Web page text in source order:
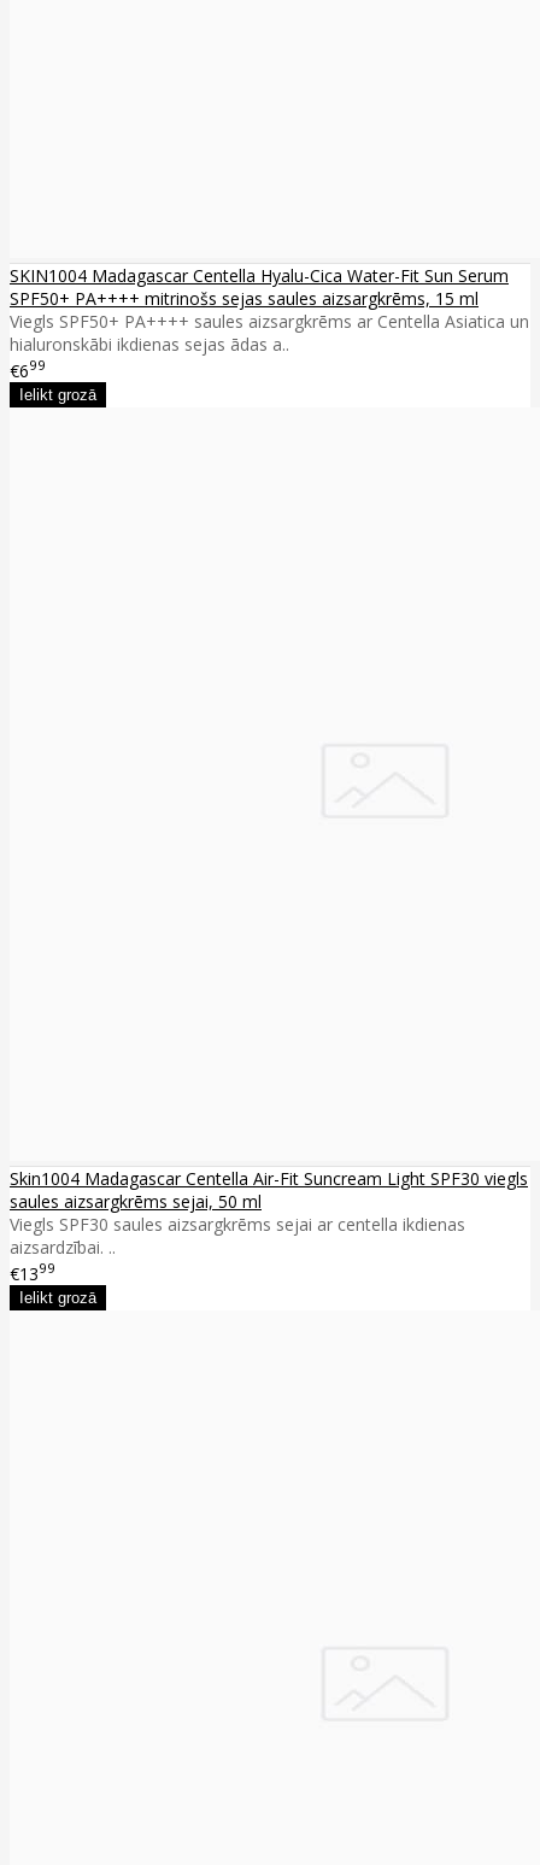
SKIN1004 Madagascar Centella Hyalu-Cica Water-Fit Sun Serum
SPF50+ PA++++ mitrinošs sejas saules aizsargkrēms, 15 ml
Viegls SPF50+ PA++++ saules aizsargkrēms ar Centella Asiatica un
hialuronskābi ikdienas sejas ādas a..
€699
Skin1004 Madagascar Centella Air-Fit Suncream Light SPF30 viegls
saules aizsargkrēms sejai, 50 ml
Viegls SPF30 saules aizsargkrēms sejai ar centella ikdienas
aizsardzībai. ..
€1399